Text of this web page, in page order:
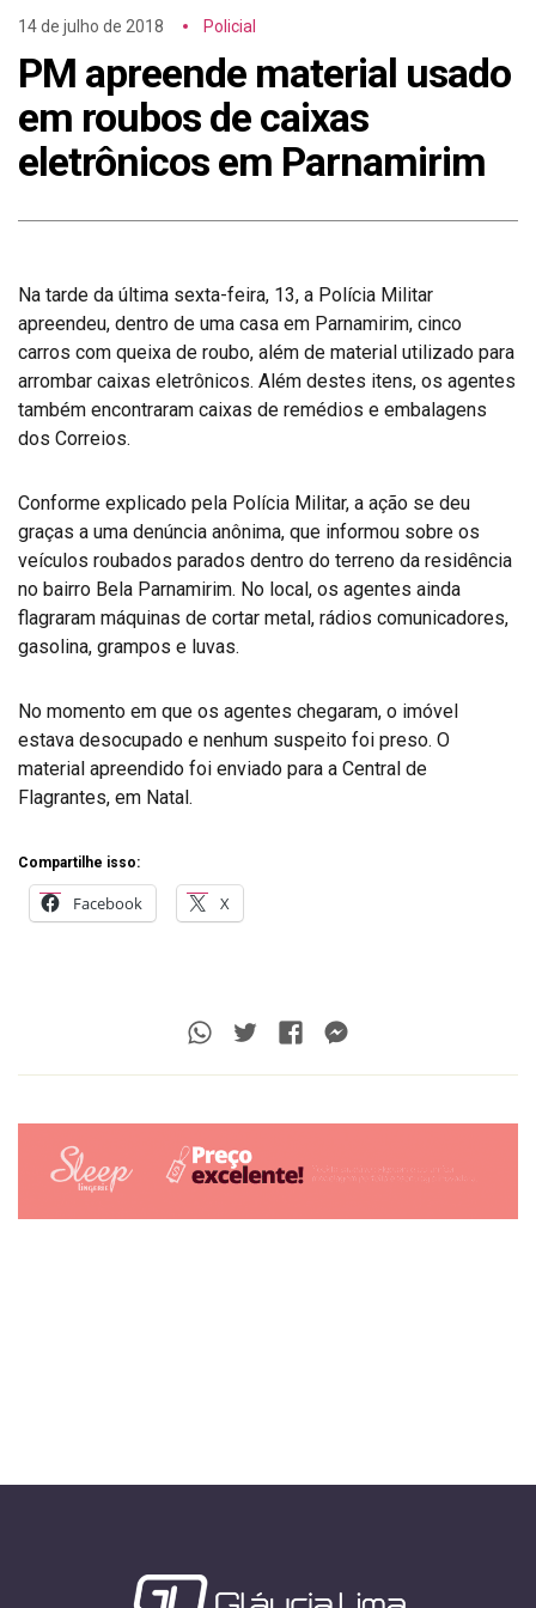
14 de julho de 2018 Policial
PM apreende material usado
em roubos de caixas
eletrônicos em Parnamirim
Na tarde da última sexta-feira, 13, a Polícia Militar
apreendeu, dentro de uma casa em Parnamirim, cinco
carros com queixa de roubo, além de material utilizado para
arrombar caixas eletrônicos. Além destes itens, os agentes
também encontraram caixas de remédios e embalagens
dos Correios.
Conforme explicado pela Polícia Militar, a ação se deu
graças a uma denúncia anônima, que informou sobre os
veículos roubados parados dentro do terreno da residência
no bairro Bela Parnamirim. No local, os agentes ainda
flagraram máquinas de cortar metal, rádios comunicadores,
gasolina, grampos e luvas.
No momento em que os agentes chegaram, o imóvel
estava desocupado e nenhum suspeito foi preso. O
material apreendido foi enviado para a Central de
Flagrantes, em Natal.
Compartilhe isso:
Facebook X
Whatsapp
TwitterFacebook